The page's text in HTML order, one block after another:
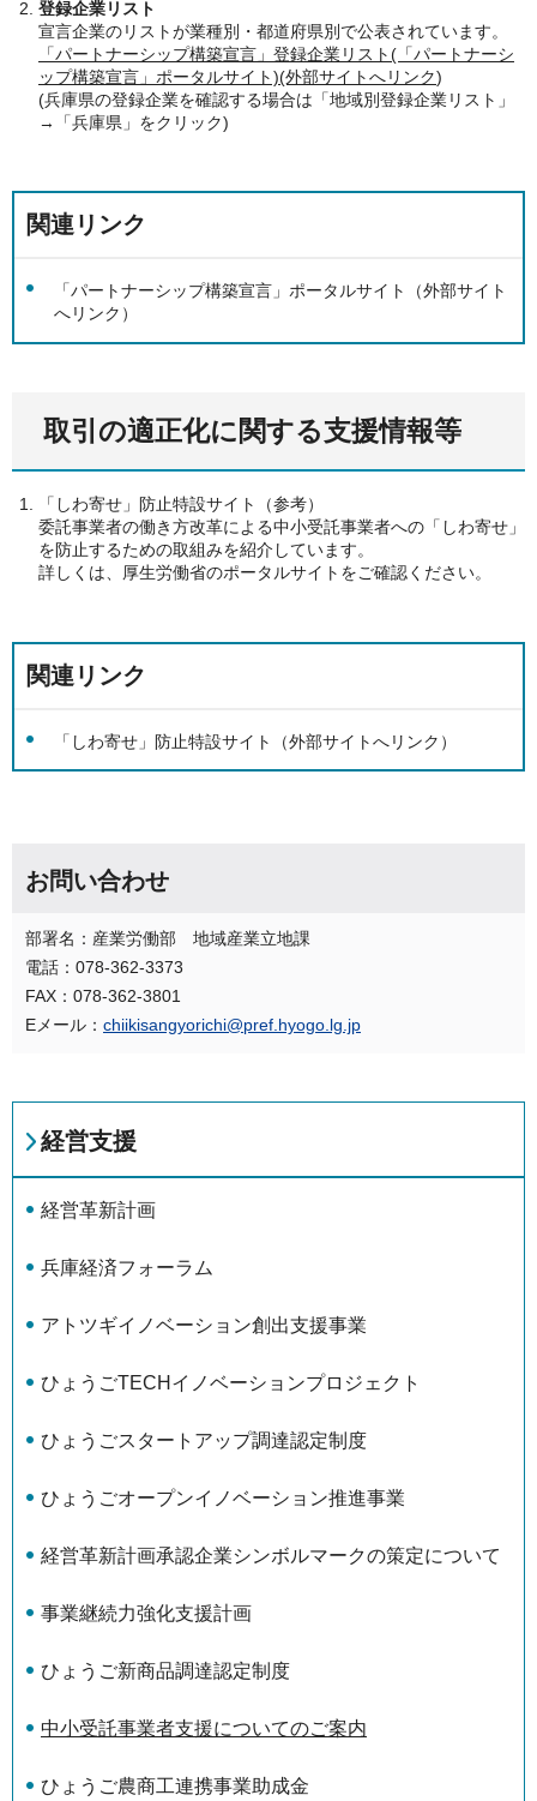
登録企業リスト
宣言企業のリストが業種別・都道府県別で公表されています。
「パートナーシップ構築宣言」登録企業リスト(「パートナーシ
ップ構築宣言」ポータルサイト)(外部サイトへリンク)
(兵庫県の登録企業を確認する場合は「地域別登録企業リスト」
→「兵庫県」をクリック)
関連リンク
「パートナーシップ構築宣言」ポータルサイト（外部サイト
へリンク）
取引の適正化に関する支援情報等
「しわ寄せ」防止特設サイト（参考）
委託事業者の働き方改革による中小受託事業者への「しわ寄せ」
を防止するための取組みを紹介しています。
詳しくは、厚生労働省のポータルサイトをご確認ください。
関連リンク
「しわ寄せ」防止特設サイト（外部サイトへリンク）
お問い合わせ
部署名：産業労働部 地域産業立地課
電話：078-362-3373
FAX：078-362-3801
Eメール： chiikisangyorichi@pref.hyogo.lg.jp
経営支援
経営革新計画
兵庫経済フォーラム
アトツギイノベーション創出支援事業
ひょうごTECHイノベーションプロジェクト
ひょうごスタートアップ調達認定制度
ひょうごオープンイノベーション推進事業
経営革新計画承認企業シンボルマークの策定について
事業継続力強化支援計画
ひょうご新商品調達認定制度
中小受託事業者支援についてのご案内
ひょうご農商工連携事業助成金